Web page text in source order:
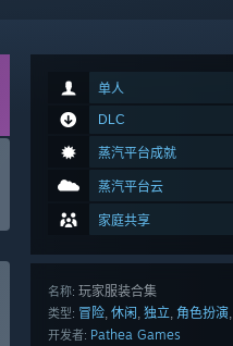
单人
DLC
蒸汽平台成就
蒸汽平台云
家庭共享
名称: 玩家服装合集
类型: 冒险, 休闲, 独立, 角色扮演,
开发者: Pathea Games